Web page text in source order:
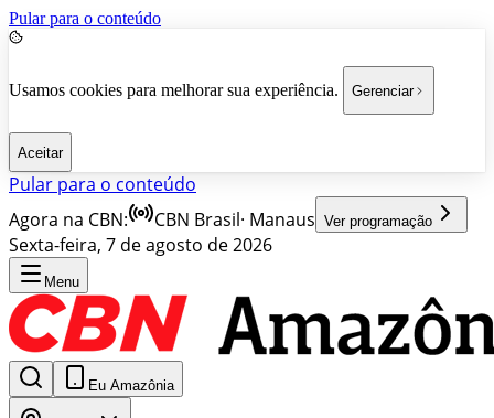
Pular para o conteúdo
Usamos cookies para melhorar sua experiência. Gerenciar
Aceitar
Pular para o conteúdo
Agora na CBN:
CBN Brasil· Manaus Ver programação
Sexta-feira, 7 de agosto de 2026
Menu
Eu Amazônia